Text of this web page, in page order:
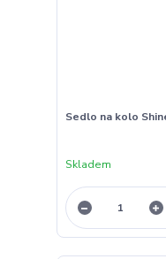
Sedlo na kolo
Skladem